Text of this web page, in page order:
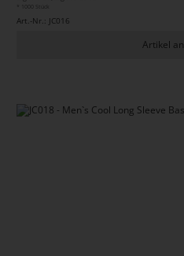
Art.-Nr.: JC016
Artikel